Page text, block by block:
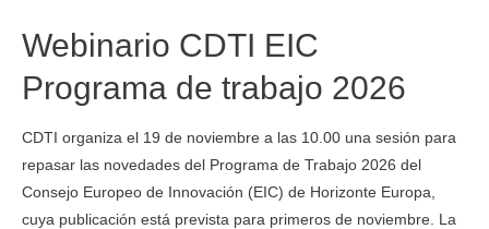
Webinario CDTI EIC
Programa de trabajo 2026
CDTI organiza el 19 de noviembre a las 10.00 una sesión para
repasar las novedades del Programa de Trabajo 2026 del
Consejo Europeo de Innovación (EIC) de Horizonte Europa,
cuya publicación está prevista para primeros de noviembre. La